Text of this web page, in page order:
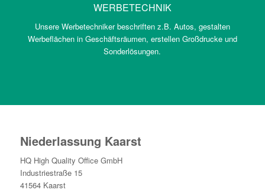
WERBETECHNIK
Unsere Werbetechniker beschriften z.B. Autos, gestalten
Werbeflächen in Geschäftsräumen, erstellen Großdrucke und
Sonderlösungen.
Niederlassung Kaarst
HQ High Quality Office GmbH
Industriestraße 15
41564 Kaarst